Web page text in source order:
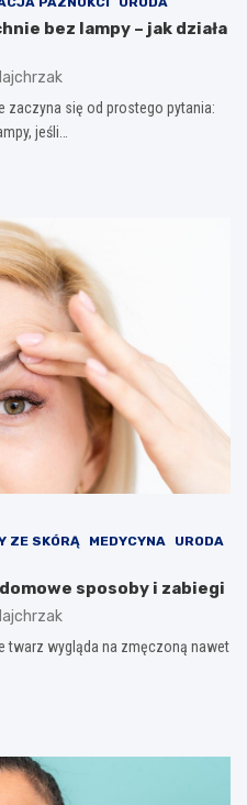
bez lampy – jak działa
zaczyna się od prostego pytania:
jeśli…
ZE SKÓRĄ
MEDYCYNA
URODA
sposoby i zabiegi
twarz wygląda na zmęczoną nawet